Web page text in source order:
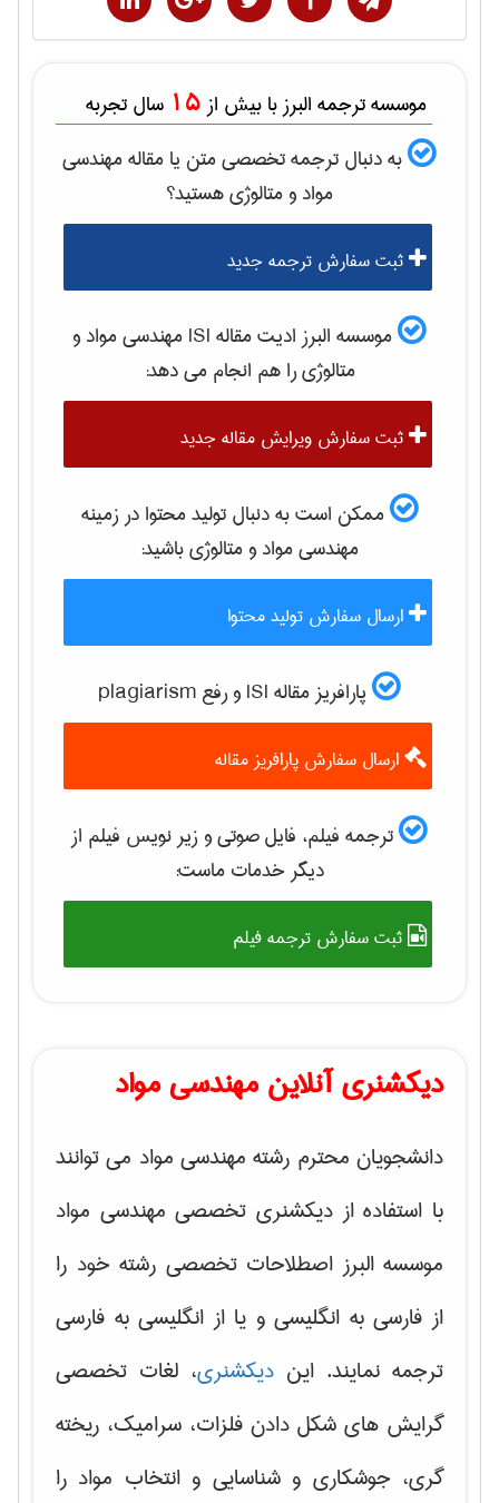
موسسه ترجمه البرز با بیش از 15 سال تجربه
به دنبال ترجمه تخصصی متن یا مقالهمهندسی
مواد و متالوژیهستید؟
ثبت سفارش ترجمه جدید
موسسه البرز ادیت مقاله ISI
مهندسی مواد و
متالوژیرا هم انجام می دهد:
ثبت سفارش ویرایش مقاله جدید
ممکن است به دنبال تولید محتوا در زمینه
مهندسی مواد و متالوژیباشید:
ارسال سفارش تولید محتوا
پارافریز مقاله ISI و رفع plagiarism
ارسال سفارش پارافریز مقاله
ترجمه فیلم، فایل صوتی و زیر نویس فیلم از
دیگر خدمات ماست:
ثبت سفارش ترجمه فیلم
دیکشنری آنلاین مهندسی مواد
دانشجویان محترم رشته مهندسی مواد می توانند
با استفاده از دیکشنری تخصصی مهندسی مواد
موسسه البرز اصطلاحات تخصصی رشته خود را
از فارسی به انگلیسی و یا از انگلیسی به فارسی
ترجمه نمایند. این دیکشنری، لغات تخصصی
گرایش های شکل دادن فلزات، سرامیک، ریخته
گری، جوشکاری و شناسایی و انتخاب مواد را